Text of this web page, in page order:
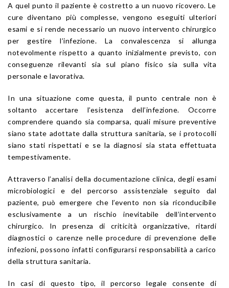
A quel punto il paziente è costretto a un nuovo ricovero. Le
cure diventano più complesse, vengono eseguiti ulteriori
esami e si rende necessario un nuovo intervento chirurgico
per gestire l’infezione. La convalescenza si allunga
notevolmente rispetto a quanto inizialmente previsto, con
conseguenze rilevanti sia sul piano fisico sia sulla vita
personale e lavorativa.
In una situazione come questa, il punto centrale non è
soltanto accertare l’esistenza dell’infezione. Occorre
comprendere quando sia comparsa, quali misure preventive
siano state adottate dalla struttura sanitaria, se i protocolli
siano stati rispettati e se la diagnosi sia stata effettuata
tempestivamente.
Attraverso l’analisi della documentazione clinica, degli esami
microbiologici e del percorso assistenziale seguito dal
paziente, può emergere che l’evento non sia riconducibile
esclusivamente a un rischio inevitabile dell’intervento
chirurgico. In presenza di criticità organizzative, ritardi
diagnostici o carenze nelle procedure di prevenzione delle
infezioni, possono infatti configurarsi responsabilità a carico
della struttura sanitaria.
In casi di questo tipo, il percorso legale consente di